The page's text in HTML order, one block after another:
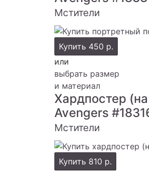
Мстители
Купить 450 р.
или
выбрать размер
и материал
Хардпостер
Avengers
Мстители
Купить 810 р.